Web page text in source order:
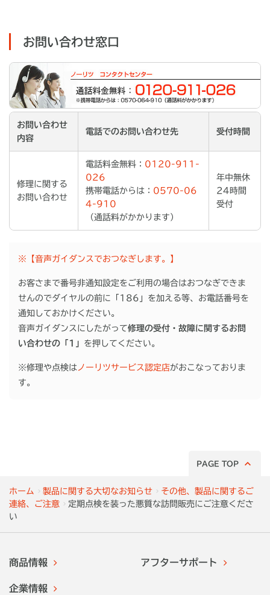
ホーム 製品に関する大切なお知らせ
その他、製品に関するご
連絡、ご注意
定期点検を装った悪質な訪問販売にご注意くださ
い
お問い合わせ窓口
お問い合わせ
内容
電話でのお問い合わせ先 受付時間
修理に関する
お問い合わせ
電話料金無料： 0120-911-
026
携帯電話からは： 0570-06
4-910
（通話料がかかります）
年中無休
24時間
受付
※【音声ガイダンスでおつなぎします。】
お客さまで番号非通知設定をご利用の場合はおつなぎできま
せんのでダイヤルの前に「186」を加える等、お電話番号を
通知しておかけください。
音声ガイダンスにしたがって修理の受付・故障に関するお問
い合わせの「1」 を押してください。
※修理や点検は ノーリツサービス認定店がおこなっておりま
す。
PAGE TOP
商品情報 アフターサポート
企業情報